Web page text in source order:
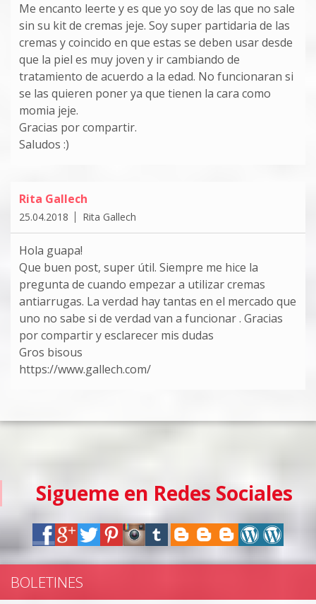
Me encanto leerte y es que yo soy de las que no sale
sin su kit de cremas jeje. Soy super partidaria de las
cremas y coincido en que estas se deben usar desde
que la piel es muy joven y ir cambiando de
tratamiento de acuerdo a la edad. No funcionaran si
se las quieren poner ya que tienen la cara como
momia jeje.
Gracias por compartir.
Saludos :)
Rita Gallech
25.04.2018 Rita Gallech
Hola guapa!
Que buen post, super útil. Siempre me hice la
pregunta de cuando empezar a utilizar cremas
antiarrugas. La verdad hay tantas en el mercado que
uno no sabe si de verdad van a funcionar . Gracias
por compartir y esclarecer mis dudas
Gros bisous
https://www.gallech.com/
Sigueme en Redes Sociales
BOLETINES